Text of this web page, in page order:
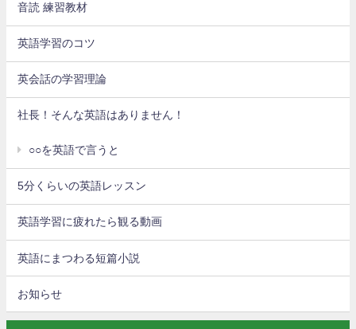
音読 練習教材
英語学習のコツ
英会話の学習理論
社長！そんな英語はありません！
○○を英語で言うと
5分くらいの英語レッスン
英語学習に疲れたら観る動画
英語にまつわる短篇小説
お知らせ